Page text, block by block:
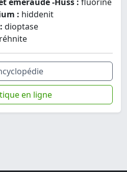
: hiddenit
dioptase
en ligne